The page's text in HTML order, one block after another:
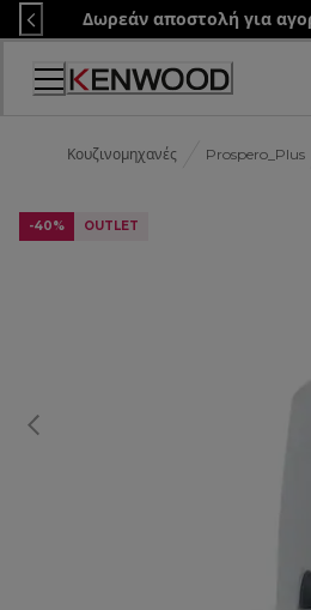
Skip
to
Content
Δωρεάν αποστολή για
Κουζινομηχανές Prospero_Plus
-40% OUTLET